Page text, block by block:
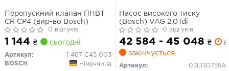
Перепускний клапан ПНВТ
CR CP4 (вир-во Bosch)
0 відгуків
1 144 ₴ сьогодні
Артикул:
1 467 C45 003
BOSCH
Німеччина
Насос високого тиску
(Bosch) VAG 2.0Tdi
0 відгуків
42 584 - 45 048 ₴
закінчується
Артикул:
03L130755A